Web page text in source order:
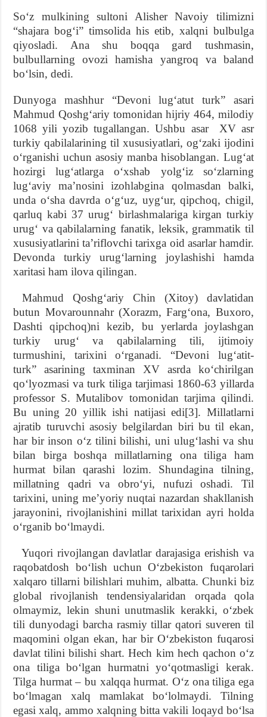
Soʻz mulkining sultoni Alisher Navoiy tilimizni
“shajara bogʻi” timsolida his etib, xalqni bulbulga
qiyosladi. Ana shu boqqa gard tushmasin,
bulbullarning ovozi hamisha yangroq va baland
boʻlsin, dedi.
Dunyoga mashhur “Devoni lugʻatut turk” asari
Mahmud Qoshgʻariy tomonidan hijriy 464, milodiy
1068 yili yozib tugallangan. Ushbu asar XV asr
turkiy qabilalarining til xususiyatlari, ogʻzaki ijodini
oʻrganishi uchun asosiy manba hisoblangan. Lugʻat
hozirgi lugʻatlarga oʻxshab yolgʻiz soʻzlarning
lugʻaviy maʼnosini izohlabgina qolmasdan balki,
unda oʻsha davrda oʻgʻuz, uygʻur, qipchoq, chigil,
qarluq kabi 37 urugʻ birlashmalariga kirgan turkiy
urugʻ va qabilalarning fanatik, leksik, grammatik til
xususiyatlarini taʼriflovchi tarixga oid asarlar hamdir.
Devonda turkiy urugʻlarning joylashishi hamda
xaritasi ham ilova qilingan.
Mahmud Qoshgʻariy Chin (Xitoy) davlatidan
butun Movarounnahr (Xorazm, Fargʻona, Buxoro,
Dashti qipchoq)ni kezib, bu yerlarda joylashgan
turkiy urugʻ va qabilalarning tili, ijtimoiy
turmushini, tarixini oʻrganadi. “Devoni lugʻatit-
turk” asarining taxminan XV asrda koʻchirilgan
qoʻlyozmasi va turk tiliga tarjimasi 1860-63 yillarda
professor S. Mutalibov tomonidan tarjima qilindi.
Bu uning 20 yillik ishi natijasi edi[3]. Millatlarni
ajratib turuvchi asosiy belgilardan biri bu til ekan,
har bir inson oʻz tilini bilishi, uni ulugʻlashi va shu
bilan birga boshqa millatlarning ona tiliga ham
hurmat bilan qarashi lozim. Shundagina tilning,
millatning qadri va obroʻyi, nufuzi oshadi. Til
tarixini, uning meʼyoriy nuqtai nazardan shakllanish
jarayonini, rivojlanishini millat tarixidan ayri holda
oʻrganib boʻlmaydi.
Yuqori rivojlangan davlatlar darajasiga erishish va
raqobatdosh boʻlish uchun Oʻzbekiston fuqarolari
xalqaro tillarni bilishlari muhim, albatta. Chunki biz
global rivojlanish tendensiyalaridan orqada qola
olmaymiz, lekin shuni unutmaslik kerakki, oʻzbek
tili dunyodagi barcha rasmiy tillar qatori suveren til
maqomini olgan ekan, har bir Oʻzbekiston fuqarosi
davlat tilini bilishi shart. Hech kim hech qachon oʻz
ona tiliga boʻlgan hurmatni yoʻqotmasligi kerak.
Tilga hurmat – bu xalqqa hurmat. Oʻz ona tiliga ega
boʻlmagan xalq mamlakat boʻlolmaydi. Tilning
egasi xalq, ammo xalqning bitta vakili loqayd boʻlsa